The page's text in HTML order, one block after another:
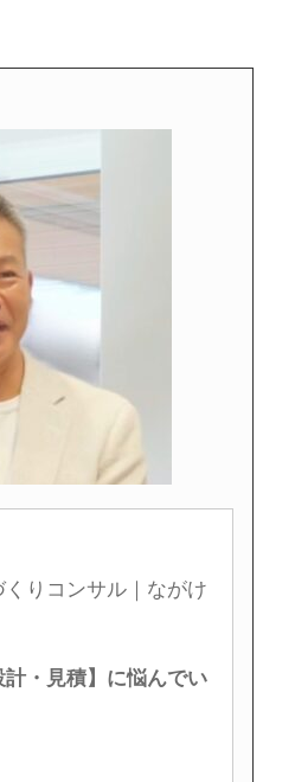
くりコンサル｜ながけ
・見積】に悩んでい